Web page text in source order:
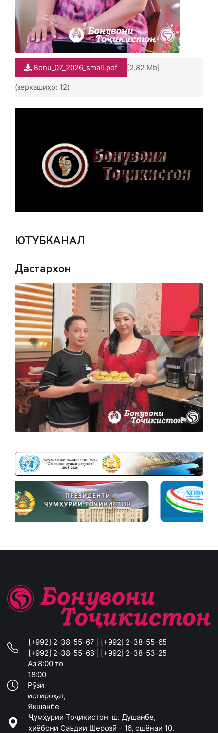
Bonu_07_2026_small.pdf [2.82 Mb]
(зеркашиҳо: 12)
ЮТУБКАНАЛ
Дастархон
[+992] 2-38-55-67
[+992] 2-38-55-65
[+992] 2-38-55-68
[+992] 2-38-53-25
Аз 8:00 то
18:00
Рӯзи
истироҳат,
Якшанбе
Ҷумҳурии Тоҷикистон, ш. Душанбе,
хиёбони Саъдии Шерозӣ - 16, ошёнаи 10.